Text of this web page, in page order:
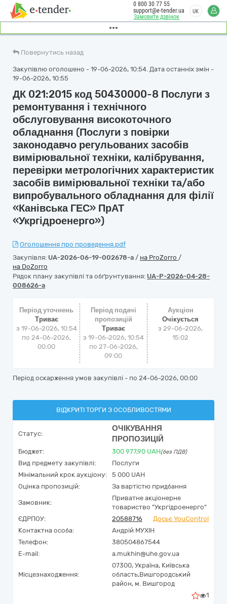
Замовити дзвінок
0 800 30 77 55
support@e-tender.ua
UK
Повернутись назад
Закупівлю оголошено - 19-06-2026, 10:54. Дата останніх змін -
19-06-2026, 10:55
ДК 021:2015 код 50430000-8 Послуги з
ремонтування і технічного
обслуговування високоточного
обладнання (Послуги з повірки
законодавчо регульованих засобів
вимірювальної техніки, калібрування,
перевірки метрологічних характеристик
засобів вимірювальної техніки та/або
випробувального обладнання для філії
«Канівська ГЕС» ПрАТ
«Укргідроенерго»)
Оголошення про проведення.pdf
Закупівля: UA-2026-06-19-002678-a / на ProZorro /
на DoZorro
Рядок плану закупівлі та обґрунтування: UA-P-2026-04-28-
008626-a
Період уточнень
Триває
з 19-06-2026, 10:54
по 24-06-2026,
00:00
Період подачі
пропозицій
Триває
з 19-06-2026, 10:54
по 27-06-2026,
09:00
Аукціон
Очікується
з29-06-2026,
15:02
Період оскарження умов закупівлі - по 24-06-2026, 00:00
ВІДКРИТІ ТОРГИ З ОСОБЛИВОСТЯМИ
Статус:
ОЧІКУВАННЯ
ПРОПОЗИЦІЙ
Бюджет: 300 977,90 UAH(без ПДВ)
Вид предмету закупівлі:
Послуги
Мінімальний крок аукціону:
5 000 UAH
Оцінка пропозицій:
За вартістю придбання
Замовник:
Приватне акціонерне
товариство "Укргідроенерго"
ЄДРПОУ:
20588716
Досьє YouControl
Контактна особа:
Андрій МУХІН
Телефон:
380504867544
E-mail:
a.mukhin@uhe.gov.ua
Місцезнаходження:
07300, Україна, Київська
область,Вишгородський
район, м. Вишгород
1